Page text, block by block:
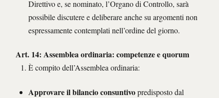
Direttivo e, se nominato, l’Organo di Controllo, sarà
possibile discutere e deliberare anche su argomenti non
espressamente contemplati nell’ordine del giorno.
Art. 14: Assemblea ordinaria: competenze e quorum
È compito dell’Assemblea ordinaria:
Approvare il bilancio consuntivopredisposto dal